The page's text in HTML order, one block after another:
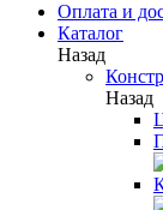
Оплата и
Каталог
Назад
Назад